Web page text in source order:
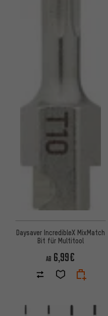
Daysaver IncredibleX MixMatch
Bit für Multitool
AB 6,99€